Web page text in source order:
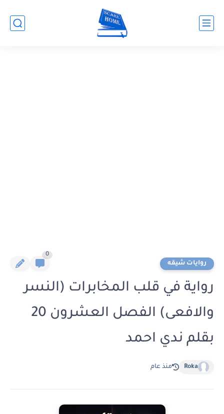
روايات شيقه
0
رواية في قلب المخابرات (النسر
والافعى) الفصل العشرون 20
بقلم ندي احمد
Roka منذ عام